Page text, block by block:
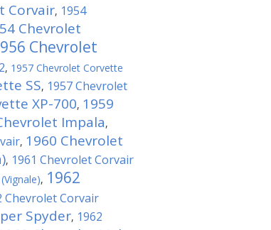
Corvair, 1954
Chevrolet
Chevrolet
, 1957 Chevrolet Corvette
SS, 1957 Chevrolet
XP-700, 1959
Impala,
, 1960 Chevrolet
, 1961 Chevrolet Corvair
, 1962
Chevrolet Corvair
Spyder, 1962